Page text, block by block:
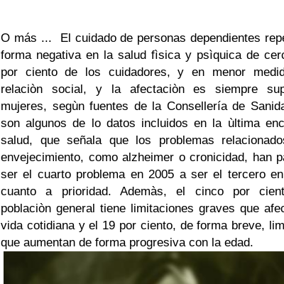
O más ...
El cuidado de personas dependientes
forma negativa en la salud fìsica y psìquica de
por ciento de los cuidadores, y en menor
relaciòn social, y la afectaciòn es siempre
mujeres, segùn fuentes de la Consellería de
son algunos de lo datos incluidos en la ùltima
salud, que señala que los problemas
envejecimiento, como alzheimer o cronicidad, han
ser el cuarto problema en 2005 a ser el tercero
cuanto a prioridad.
Ademàs, el cinco por
poblaciòn general tiene limitaciones graves que
vida cotidiana y el 19 por ciento, de forma breve,
que aumentan de forma progresiva con la edad.